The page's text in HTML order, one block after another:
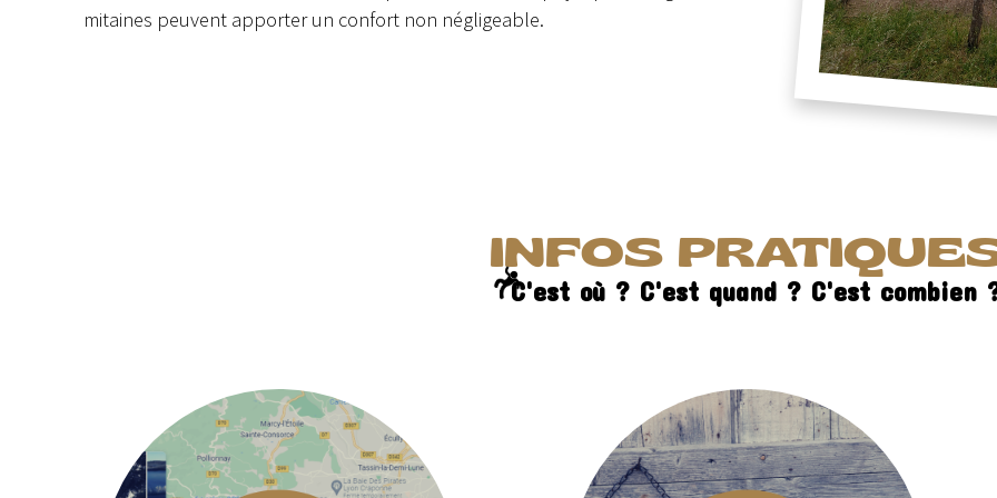
mitaines peuvent apporter un confort non négligeable.
INFOS
C'est où ? C'est quand ? C'est combien